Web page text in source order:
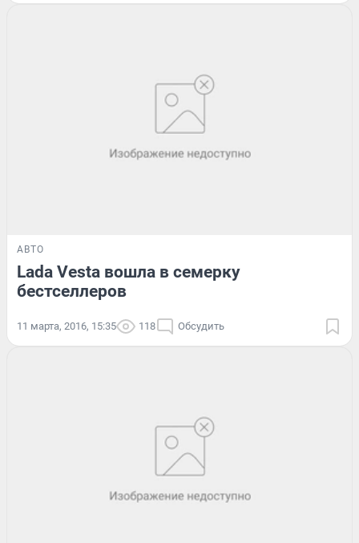
АВТО
Lada Vesta вошла в семерку
бестселлеров
11 марта, 2016, 15:35 118 Обсудить